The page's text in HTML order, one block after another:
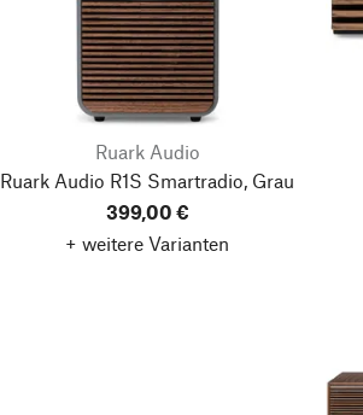
Ruark Audio
Ruark Audio R1S Smartradio, Grau
399,00 €
+ weitere Varianten